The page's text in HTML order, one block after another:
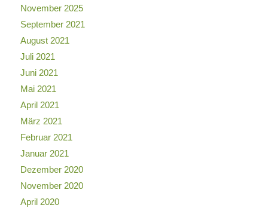
November 2025
September 2021
August 2021
Juli 2021
Juni 2021
Mai 2021
April 2021
März 2021
Februar 2021
Januar 2021
Dezember 2020
November 2020
April 2020